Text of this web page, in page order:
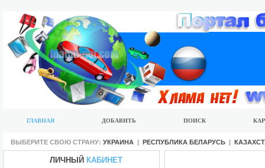
ГЛАВНАЯ ДОБАВИТЬ ПОИСК
ВЫБЕРИТЕ СВОЮ СТРАНУ: УКРАИНА | РЕСПУБЛИКА БЕЛАРУСЬ |
ЛИЧНЫЙ КАБИНЕТ